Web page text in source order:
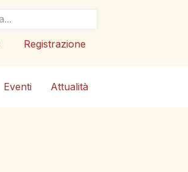
Registrazione
Eventi Attualità